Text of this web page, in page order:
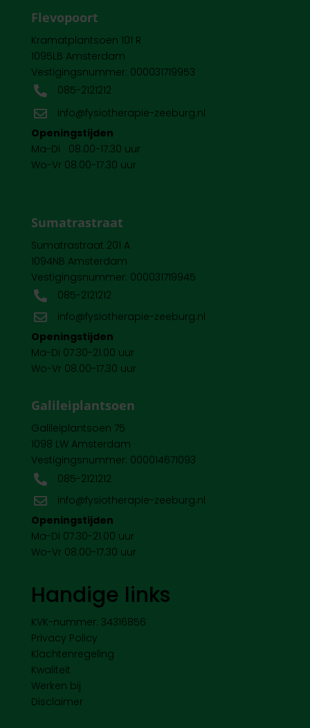
Flevopoort
Kramatplantsoen 101 R
1095LB Amsterdam
Vestigingsnummer: 000031719953
 085-2121212

info@fysiotherapie-zeeburg.nl
Openingstijden
Ma-Di 08.00-17.30 uur
Wo-Vr 08.00-17.30 uur
Sumatrastraat
Sumatrastraat 201 A
1094NB Amsterdam
Vestigingsnummer: 000031719945
 085-2121212

info@fysiotherapie-zeeburg.nl
Openingstijden
Ma-Di 07.30-21.00 uur
Wo-Vr 08.00-17.30 uur
Galileiplantsoen
Galileiplantsoen 75
1098 LW Amsterdam
Vestigingsnummer: 000014671093
 085-2121212

info@fysiotherapie-zeeburg.nl
Openingstijden
Ma-Di 07.30-21.00 uur
Wo-Vr 08.00-17.30 uur
Handige links
KVK-nummer: 34316856
Privacy Policy
Klachtenregeling
Kwaliteit
Werken bij
Disclaimer